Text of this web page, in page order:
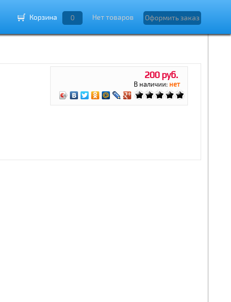
Корзина 0 Нет товаров Оформить заказ
200 руб.
В наличии: нет